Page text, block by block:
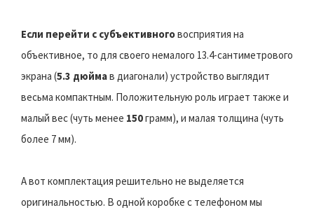
Если перейти с субъективноговосприятия на
объективное, то для своего немалого 13.4-сантиметрового
экрана (5.3 дюймав диагонали) устройство выглядит
весьма компактным. Положительную роль играет также и
малый вес (чуть менее 150грамм), и малая толщина (чуть
более 7 мм).
А вот комплектация решительно не выделяется
оригинальностью. В одной коробке с телефоном мы